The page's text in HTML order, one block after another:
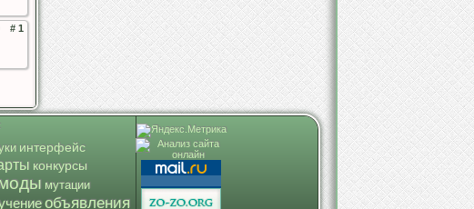
# 1
интерфейс
конкурсы
мутации
объявления